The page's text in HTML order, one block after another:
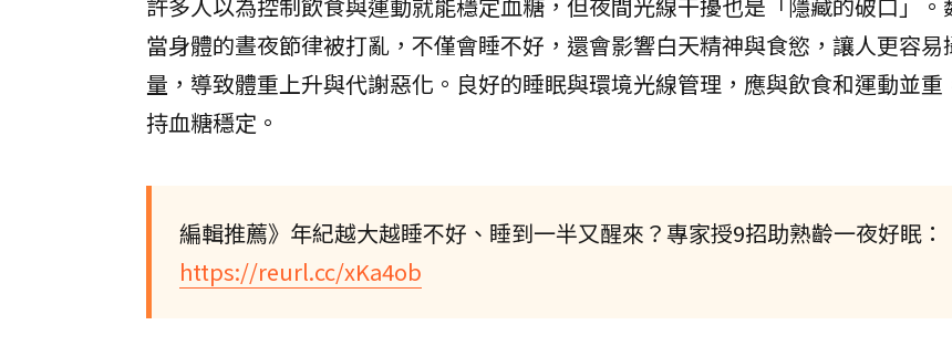
當身體的晝夜節律被打亂，不僅會睡不好，還會影響白天精神與食慾，讓人更容易
量，導致體重上升與代謝惡化。良好的睡眠與環境光線管理，應與飲食和運動並重
持血糖穩定。
編輯推薦》年紀越大越睡不好、睡到一半又醒來？專家授9招助熟齡一夜好眠：
https://reurl.cc/xKa4ob